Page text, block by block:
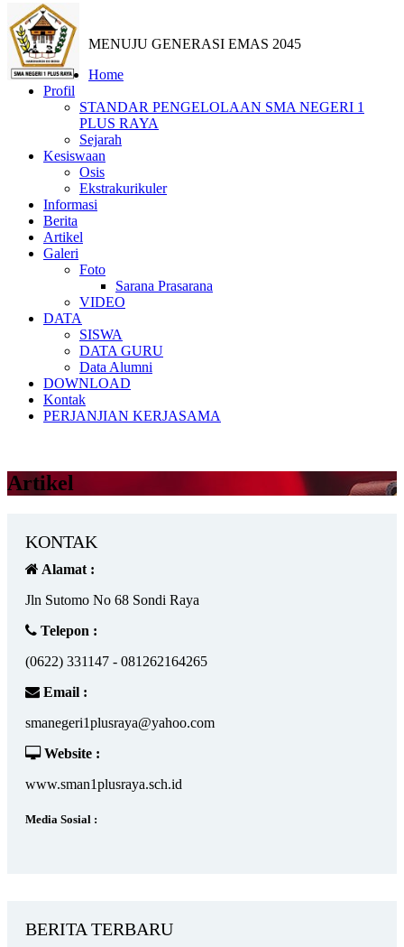
MENUJU GENERASI EMAS 2045
Home
Profil
STANDAR PENGELOLAAN SMA NEGERI 1
PLUS RAYA
Sejarah
Kesiswaan
Osis
Ekstrakurikuler
Informasi
Berita
Artikel
Galeri
Foto
Sarana Prasarana
VIDEO
DATA
SISWA
DATA GURU
Data Alumni
DOWNLOAD
Kontak
PERJANJIAN KERJASAMA
Artikel
KONTAK
Alamat :
Jln Sutomo No 68 Sondi Raya
Telepon :
(0622) 331147 - 081262164265
Email :
smanegeri1plusraya@yahoo.com
Website :
www.sman1plusraya.sch.id
Media Sosial :
BERITA TERBARU